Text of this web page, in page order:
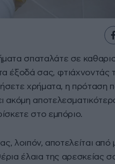
σπαταλάτε σε
έξοδά σας, φτιάχνοντάς
χρήματα, η πρόταση
ακόμη
στο εμπόριο.
λοιπόν, αποτελείται από
έλαια της αρεσκείας